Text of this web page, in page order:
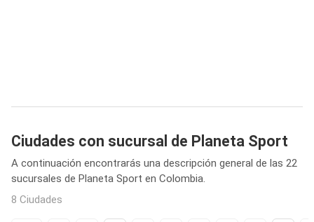
Ciudades con sucursal de Planeta Sport
A continuación encontrarás una descripción general de las 22
sucursales de Planeta Sport en Colombia.
8 Ciudades